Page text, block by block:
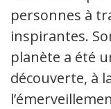
personnes à
inspirantes.
planète a été
découverte, à